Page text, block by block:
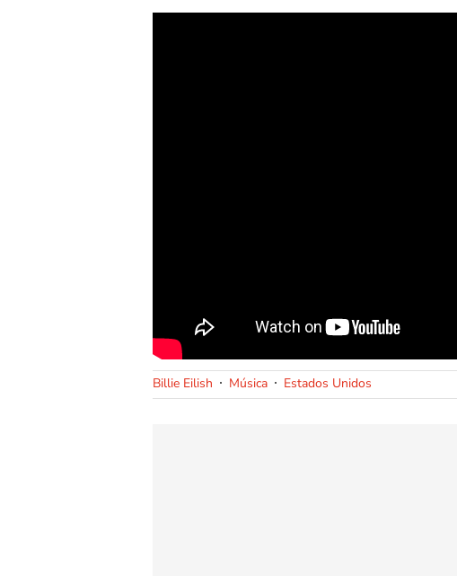
Billie Eilish Música Estados Unidos